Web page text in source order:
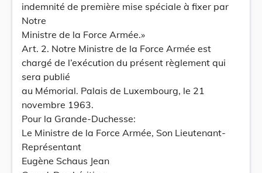
indemnité de première mise spéciale à fixer par
Notre
Ministre de la Force Armée.»
Art. 2. Notre Ministre de la Force Armée est
chargé de l’exécution du présent règlement qui
sera publié
au Mémorial. Palais de Luxembourg, le 21
novembre 1963.
Pour la Grande-Duchesse:
Le Ministre de la Force Armée, Son Lieutenant-
Représentant
Eugène Schaus Jean